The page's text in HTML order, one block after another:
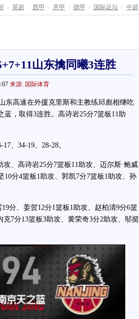
- 英超 - 西甲 - 意甲 - 德甲 - 国际足坛 - 中超
山东擒同曦3连胜
来源: 国际体育
高速在外援克里斯和主教练邱彪相继吃
，取得3连胜。高诗岩25分7篮板11助
、34-19、28-28。
、高诗岩25分7篮板11助攻、迈尔斯·鲍威
10分4篮板1助攻、郭凯7分7篮板1助攻、孙
分、姜贺12分1篮板1助攻、赵柏清9分6篮
7分13篮板3助攻、黄荣奇3分2助攻、邬挺